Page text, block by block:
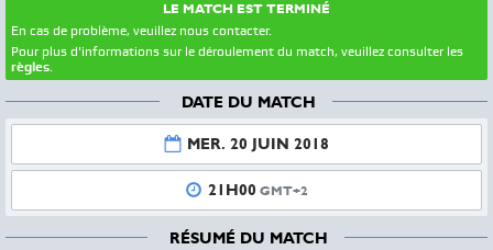
LE MATCH EST TERMINÉ
En cas de problème, veuillez nous contacter.
Pour plus d'informations sur le déroulement du match, veuillez consulter les
règles.
DATE DU MATCH
MER. 20 JUIN 2018
21H00 GMT+2
RÉSUMÉ DU MATCH